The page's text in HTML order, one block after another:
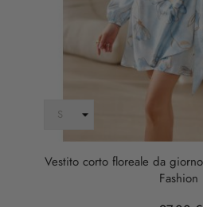
Vestito corto floreale da
Fashion